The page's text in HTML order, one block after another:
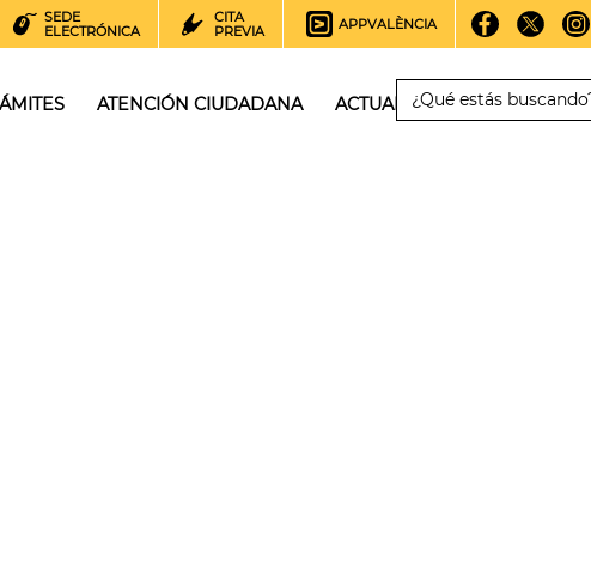
SEDE
ELECTRÓNICA
CITA
PREVIA
APPVALÈNCIA
ATENCIÓN CIUDADANA ACTUALIDAD